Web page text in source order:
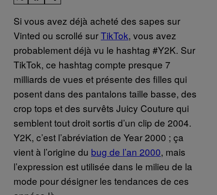
Si vous avez déjà acheté des sapes sur
Vinted ou scrollé surTikTok, vous avez
probablement déjà vu le hashtag #Y2K. Sur
TikTok, ce hashtag compte presque 7
milliards de vues et présente des filles qui
posent dans des pantalons taille basse, des
crop tops et des survêts Juicy Couture qui
semblent tout droit sortis d’un clip de 2004.
Y2K, c’est l’abréviation de Year 2000 ; ça
vient à l’origine du bug de l’an 2000, mais
l’expression est utilisée dans le milieu de la
mode pour désigner les tendances de ces